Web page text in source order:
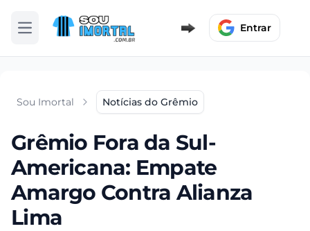
Abrir menu Entrar
Sou Imortal Notícias do Grêmio
Grêmio Fora da Sul-
Americana: Empate
Amargo Contra Alianza
Lima